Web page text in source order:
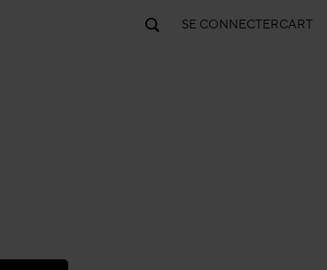
SE CONNECTERCART